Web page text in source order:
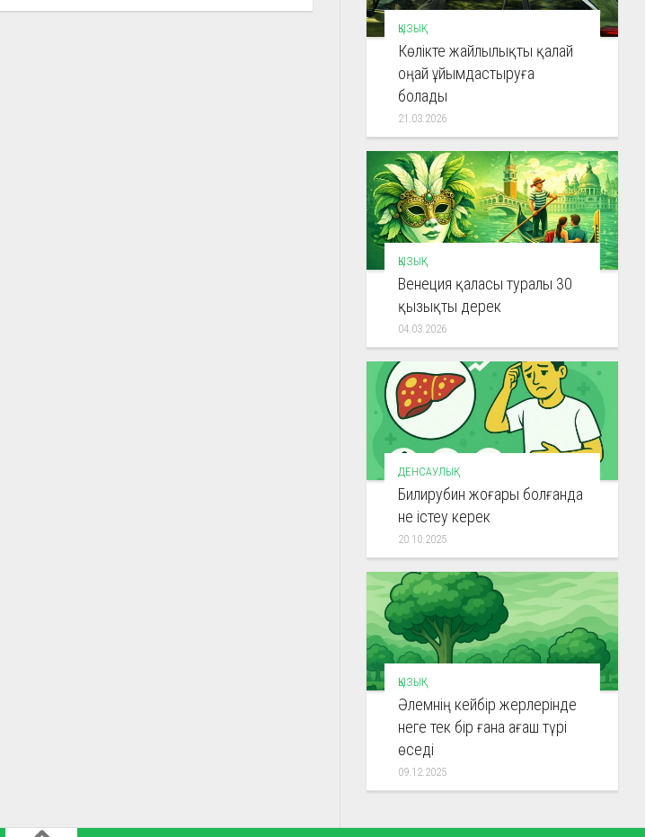
ҚЫЗЫҚ
Көлікте жайлылықты қалай
оңай ұйымдастыруға
болады
21.03.2026
ҚЫЗЫҚ
Венеция қаласы туралы 30
қызықты дерек
04.03.2026
ДЕНСАУЛЫҚ
Билирубин жоғары болғанда
не істеу керек
20.10.2025
ҚЫЗЫҚ
Әлемнің кейбір жерлерінде
неге тек бір ғана ағаш түрі
өседі
09.12.2025